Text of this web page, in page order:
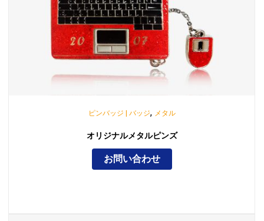
ピンバッジ | バッジ, メタル
オリジナルメタルピンズ
お問い合わせ